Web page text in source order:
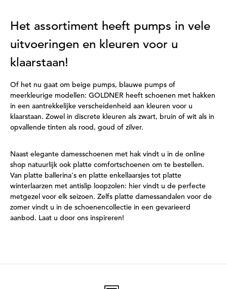
Het assortiment heeft pumps in vele
uitvoeringen en kleuren voor u
klaarstaan!
Of het nu gaat om beige pumps, blauwe pumps of
meerkleurige modellen: GOLDNER heeft schoenen met hakken
in een aantrekkelijke verscheidenheid aan kleuren voor u
klaarstaan. Zowel in discrete kleuren als zwart, bruin of wit als in
opvallende tinten als rood, goud of zilver.
Naast elegante damesschoenen met hak vindt u in de online
shop natuurlijk ook platte comfortschoenen om te bestellen.
Van platte ballerina's en platte enkellaarsjes tot platte
winterlaarzen met antislip loopzolen: hier vindt u de perfecte
metgezel voor elk seizoen. Zelfs platte damessandalen voor de
zomer vindt u in de schoenencollectie in een gevarieerd
aanbod. Laat u door ons inspireren!